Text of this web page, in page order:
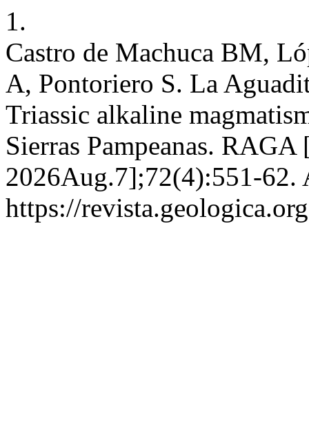
1.
Castro de Machuca BM,
A, Pontoriero S. La
Triassic alkaline
Sierras Pampeanas.
2026Aug.7];72(4):551-62.
https://